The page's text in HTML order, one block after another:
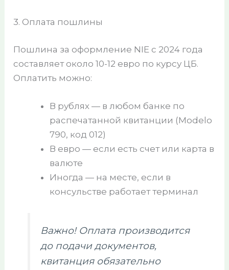
3. Оплата пошлины
Пошлина за оформление NIE с 2024 года
составляет около 10-12 евро по курсу ЦБ.
Оплатить можно:
В рублях — в любом банке по
распечатанной квитанции (Modelo
790, код 012)
В евро — если есть счет или карта в
валюте
Иногда — на месте, если в
консульстве работает терминал
Важно! Оплата производится
до подачи документов,
квитанция обязательно